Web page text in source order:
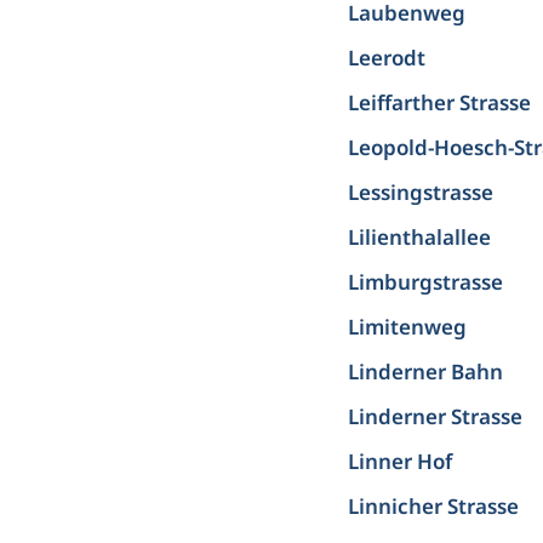
Laubenweg
Leerodt
Leiffarther Strasse
Leopold-Hoesch-
Lessingstrasse
Lilienthalallee
Limburgstrasse
Limitenweg
Linderner Bahn
Linderner Strasse
Linner Hof
Linnicher Strasse